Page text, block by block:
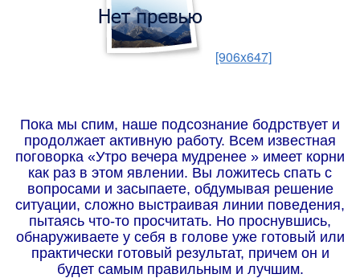
[906x647]
Пока мы спим, наше подсознание бодрствует и
продолжает активную работу. Всем известная
поговорка «Утро вечера мудренее » имеет корни
как раз в этом явлении. Вы ложитесь спать с
вопросами и засыпаете, обдумывая решение
ситуации, сложно выстраивая линии поведения,
пытаясь что-то просчитать. Но проснувшись,
обнаруживаете у себя в голове уже готовый или
практически готовый результат, причем он и
будет самым правильным и лучшим.